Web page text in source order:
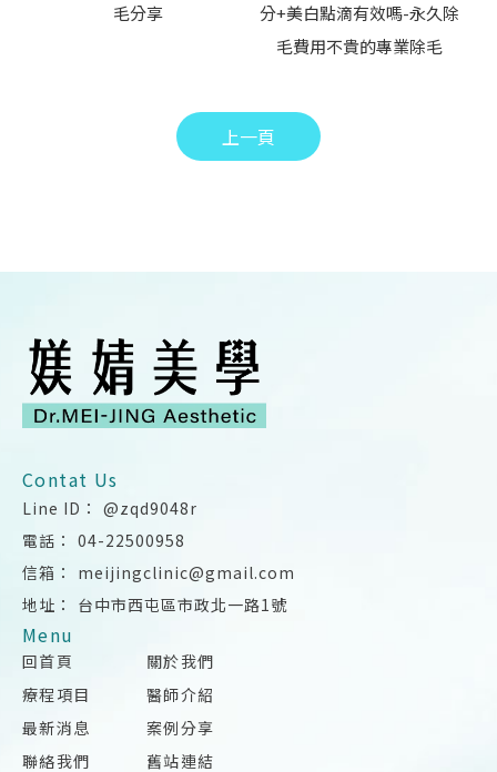
毛分享
分+美白點滴有效嗎-永久除
毛費用不貴的專業除毛
上一頁
@zqd9048r
04-22500958
meijingclinic@gmail.com
台中市西屯區市政北一路1號
回首頁
關於我們
療程項目
醫師介紹
最新消息
案例分享
聯絡我們
舊站連結